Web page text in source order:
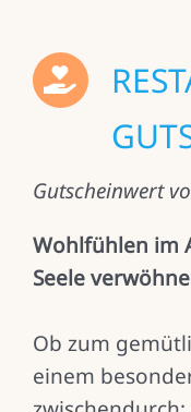
Gutscheinwert
Wohlfühlen im
Seele
Ob zum
einem